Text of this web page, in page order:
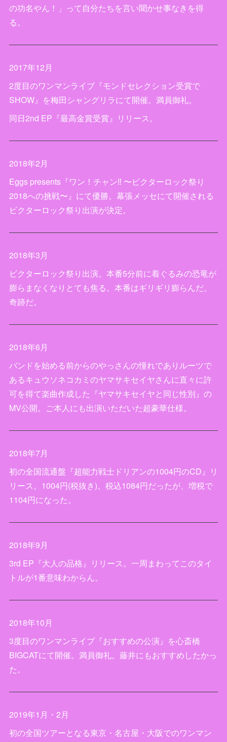
の功名やん！」って自分たちを言い聞かせ事なきを得
る。
2017年12月
2度目のワンマンライブ『モンドセレクション受賞で
SHOW』を梅田シャングリラにて開催。満員御礼。
同日2nd EP『最高金賞受賞』リリース。
2018年2月
Eggs presents『ワン！チャン‼︎ 〜ビクターロック祭り
2018への挑戦〜』にて優勝。幕張メッセにて開催される
ビクターロック祭り出演が決定。
2018年3月
ビクターロック祭り出演。本番5分前に着ぐるみの恐竜が
膨らまなくなりとても焦る。本番はギリギリ膨らんだ。
奇跡だ。
2018年6月
バンドを始める前からのやっさんの憧れでありルーツで
あるキュウソネコカミのヤマサキセイヤさんに直々に許
可を得て楽曲作成した『ヤマサキセイヤと同じ性別』の
MV公開。ご本人にも出演いただいた超豪華仕様。
2018年7月
初の全国流通盤『超能力戦士ドリアンの1004円のCD』リ
リース。1004円(税抜き)。税込1084円だったが、増税で
1104円になった。
2018年9月
3rd EP『大人の品格』リリース。一周まわってこのタイ
トルが1番意味わからん。
2018年10月
3度目のワンマンライブ『おすすめの公演』を心斎橋
BIGCATにて開催。満員御礼。藤井にもおすすめしたかっ
た。
2019年1月・2月
初の全国ツアーとなる東京・名古屋・大阪でのワンマン